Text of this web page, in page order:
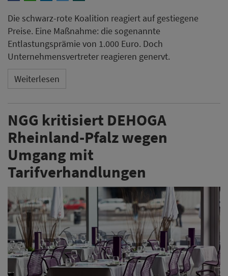
Die schwarz-rote Koalition reagiert auf gestiegene
Preise. Eine Maßnahme: die sogenannte
Entlastungsprämie von 1.000 Euro. Doch
Unternehmensvertreter reagieren genervt.
Weiterlesen
NGG kritisiert DEHOGA
Rheinland-Pfalz wegen
Umgang mit
Tarifverhandlungen